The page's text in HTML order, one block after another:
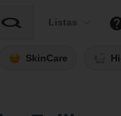
Listas
SkinCare